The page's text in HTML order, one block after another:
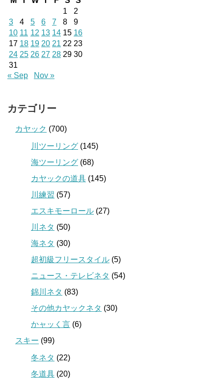
1
2
3
4 5 6 7 8
9
10 11 12 13 14 15 16
17 18 19 20 21 22 23
24 25 26 27 28 29 30
31
« Sep
Nov »
カテゴリー
カヤック (700)
川ツーリング (145)
海ツーリング (68)
カヤックの道具 (145)
川練習 (57)
エスキモーロール (27)
川ネタ (50)
海ネタ (30)
超初級フリースタイル (5)
ニュース・テレビネタ (54)
錦川ネタ (83)
その他カヤックネタ (30)
かャッく言 (6)
スキー (99)
冬ネタ (22)
冬道具 (20)